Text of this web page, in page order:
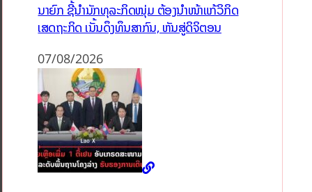
ນາຍົກ ຊີ້ນຳນັກທຸລະກິດໜຸ່ມ ຕ້ອງນຳໜ້າແກ້ວິກິດ
ເສດຖະກິດ ເນັ້ນດຶງທຶນສາກົນ, ຫັນສູ່ດິຈິຕອນ
07/08/2026